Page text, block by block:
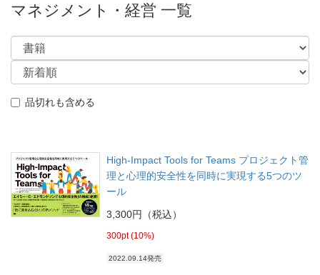
マネジメント・経営 一覧
品切れも含める
High-Impact Tools for Teams プロジェクト管
理と心理的安全性を同時に実現する5つのツ
ール
3,300円（税込）
300pt (10%)
2022.09.14発売